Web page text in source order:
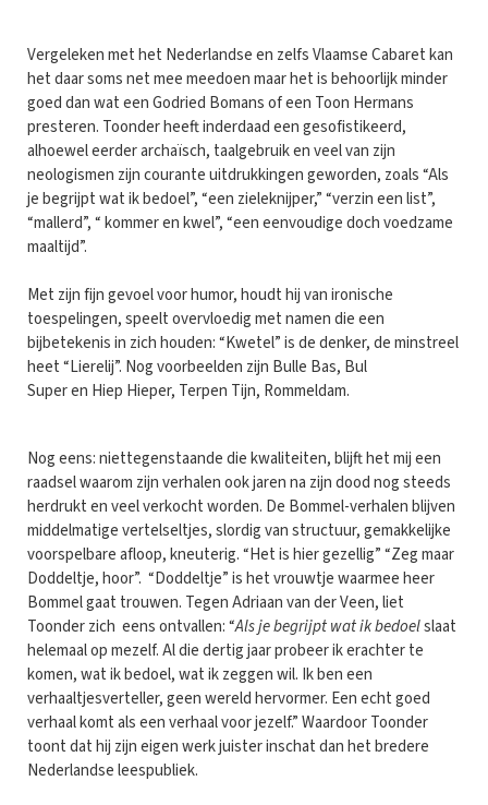
Vergeleken met het Nederlandse en zelfs Vlaamse Cabaret kan
het daar soms net mee meedoen maar het is behoorlijk minder
goed dan wat een Godried Bomans of een Toon Hermans
presteren. Toonder heeft inderdaad een gesofistikeerd,
alhoewel eerder archaïsch, taalgebruik en veel van zijn
neologismen zijn courante uitdrukkingen geworden, zoals “Als
je begrijpt wat ik bedoel”, “een zieleknijper,” “verzin een list”,
“mallerd”, “ kommer en kwel”, “een eenvoudige doch voedzame
maaltijd”.
Met zijn fijn gevoel voor humor, houdt hij van ironische
toespelingen, speelt overvloedig met namen die een
bijbetekenis in zich houden: “Kwetel” is de denker, de minstreel
heet “Lierelij”. Nog voorbeelden zijn Bulle Bas, Bul
Super en Hiep Hieper, Terpen Tijn, Rommeldam.
Nog eens: niettegenstaande die kwaliteiten, blijft het mij een
raadsel waarom zijn verhalen ook jaren na zijn dood nog steeds
herdrukt en veel verkocht worden. De Bommel-verhalen blijven
middelmatige vertelseltjes, slordig van structuur, gemakkelijke
voorspelbare afloop, kneuterig. “Het is hier gezellig” “Zeg maar
Doddeltje, hoor”. “Doddeltje” is het vrouwtje waarmee heer
Bommel gaat trouwen. Tegen Adriaan van der Veen, liet
Toonder zich eens ontvallen: “Als je begrijpt wat ik bedoelslaat
helemaal op mezelf. Al die dertig jaar probeer ik erachter te
komen, wat ik bedoel, wat ik zeggen wil. Ik ben een
verhaaltjesverteller, geen wereld hervormer. Een echt goed
verhaal komt als een verhaal voor jezelf.” Waardoor Toonder
toont dat hij zijn eigen werk juister inschat dan het bredere
Nederlandse leespubliek.